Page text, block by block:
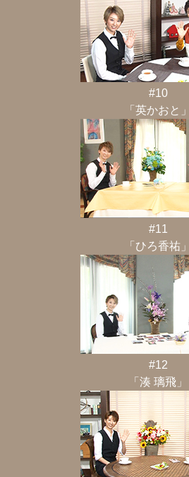
#10
「英かおと」
#11
「ひろ香祐」
#12
「湊 璃飛」